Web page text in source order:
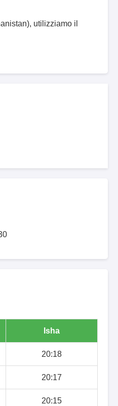
utilizziamo il
Isha
20:18
20:17
20:15